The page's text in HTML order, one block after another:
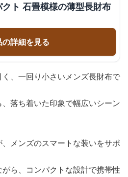
ト 石畳模様の薄型長財布
の詳細を見る
、一回り小さいメンズ長財布で
落ち着いた印象で幅広いシーン
メンズのスマートな装いをサポ
ら、コンパクトな設計で携帯性